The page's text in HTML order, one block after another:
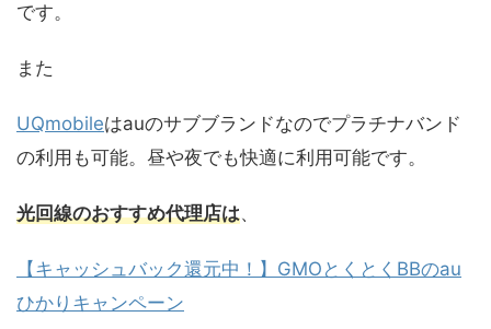
です。
また
UQmobileはauのサブブランドなのでプラチナバンド
の利用も可能。昼や夜でも快適に利用可能です。
光回線のおすすめ代理店は、
【キャッシュバック還元中！】GMOとくとくBBのau
ひかりキャンペーン